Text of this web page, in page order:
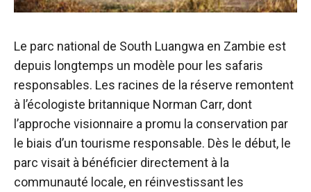
Le parc national de South Luangwa en Zambie est
depuis longtemps un modèle pour les safaris
responsables. Les racines de la réserve remontent
à l’écologiste britannique Norman Carr, dont
l’approche visionnaire a promu la conservation par
le biais d’un tourisme responsable. Dès le début, le
parc visait à bénéficier directement à la
communauté locale, en réinvestissant les